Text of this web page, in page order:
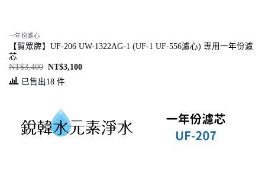
一年份濾心
【賀眾牌】UF-206 UW-1322AG-1 (UF-1 UF-556濾心) 專用一年份濾
芯
NT$3,400 NT$3,100
已售出18 件